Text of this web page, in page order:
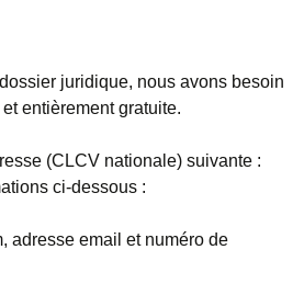
juridique, nous avons besoin
entièrement gratuite.
(CLCV nationale) suivante :
ci-dessous :
adresse email et numéro de